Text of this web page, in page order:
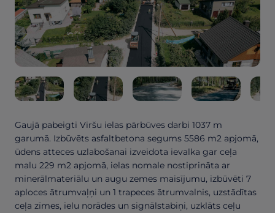
Gaujā pabeigti Viršu ielas pārbūves darbi 1037 m
garumā. Izbūvēts asfaltbetona segums 5586 m2 apjomā,
ūdens atteces uzlabošanai izveidota ievalka gar ceļa
malu 229 m2 apjomā, ielas nomale nostiprināta ar
minerālmateriālu un augu zemes maisījumu, izbūvēti 7
aploces ātrumvaļņi un 1 trapeces ātrumvalnis, uzstādītas
ceļa zīmes, ielu norādes un signālstabiņi, uzklāts ceļu